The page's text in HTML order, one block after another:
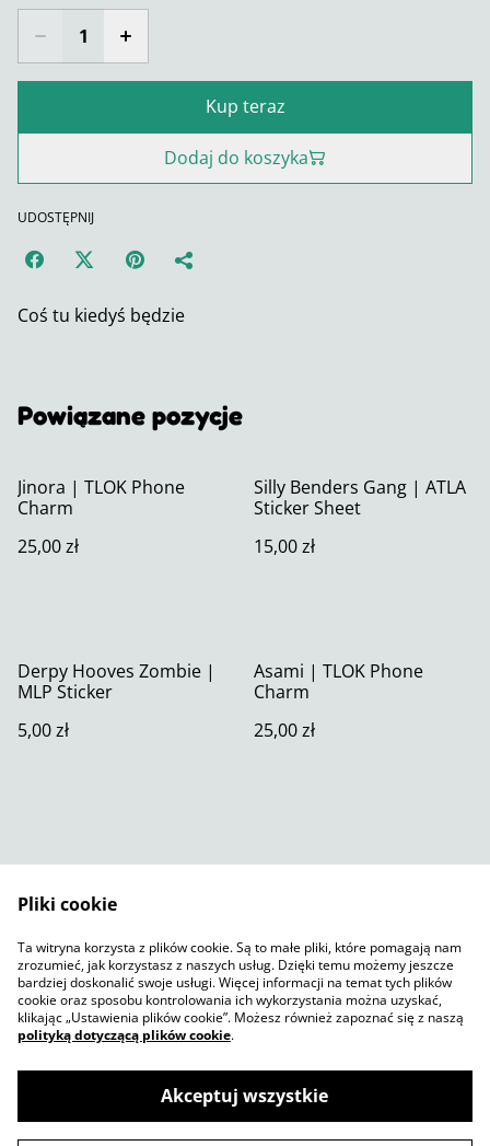
Kup teraz
Dodaj do koszyka
UDOSTĘPNIJ
Coś tu kiedyś będzie
Powiązane pozycje
Jinora | TLOK Phone
Charm
25,00 zł
Silly Benders Gang | ATLA
Sticker Sheet
15,00 zł
Derpy Hooves Zombie |
MLP Sticker
5,00 zł
Asami | TLOK Phone
Charm
25,00 zł
Polityka prywatności
SumUp
Polityka plików cookie
©2026Jelly Sketch Shop
Pliki cookie
Ta witryna korzysta z plików cookie. Są to małe pliki, które pomagają nam
zrozumieć, jak korzystasz z naszych usług. Dzięki temu możemy jeszcze
bardziej doskonalić swoje usługi. Więcej informacji na temat tych plików
cookie oraz sposobu kontrolowania ich wykorzystania można uzyskać,
klikając „Ustawienia plików cookie”. Możesz również zapoznać się z naszą
polityką dotyczącą plików cookie.
Akceptuj wszystkie